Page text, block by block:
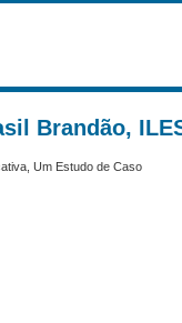
Brandão,
Um Estudo de Caso